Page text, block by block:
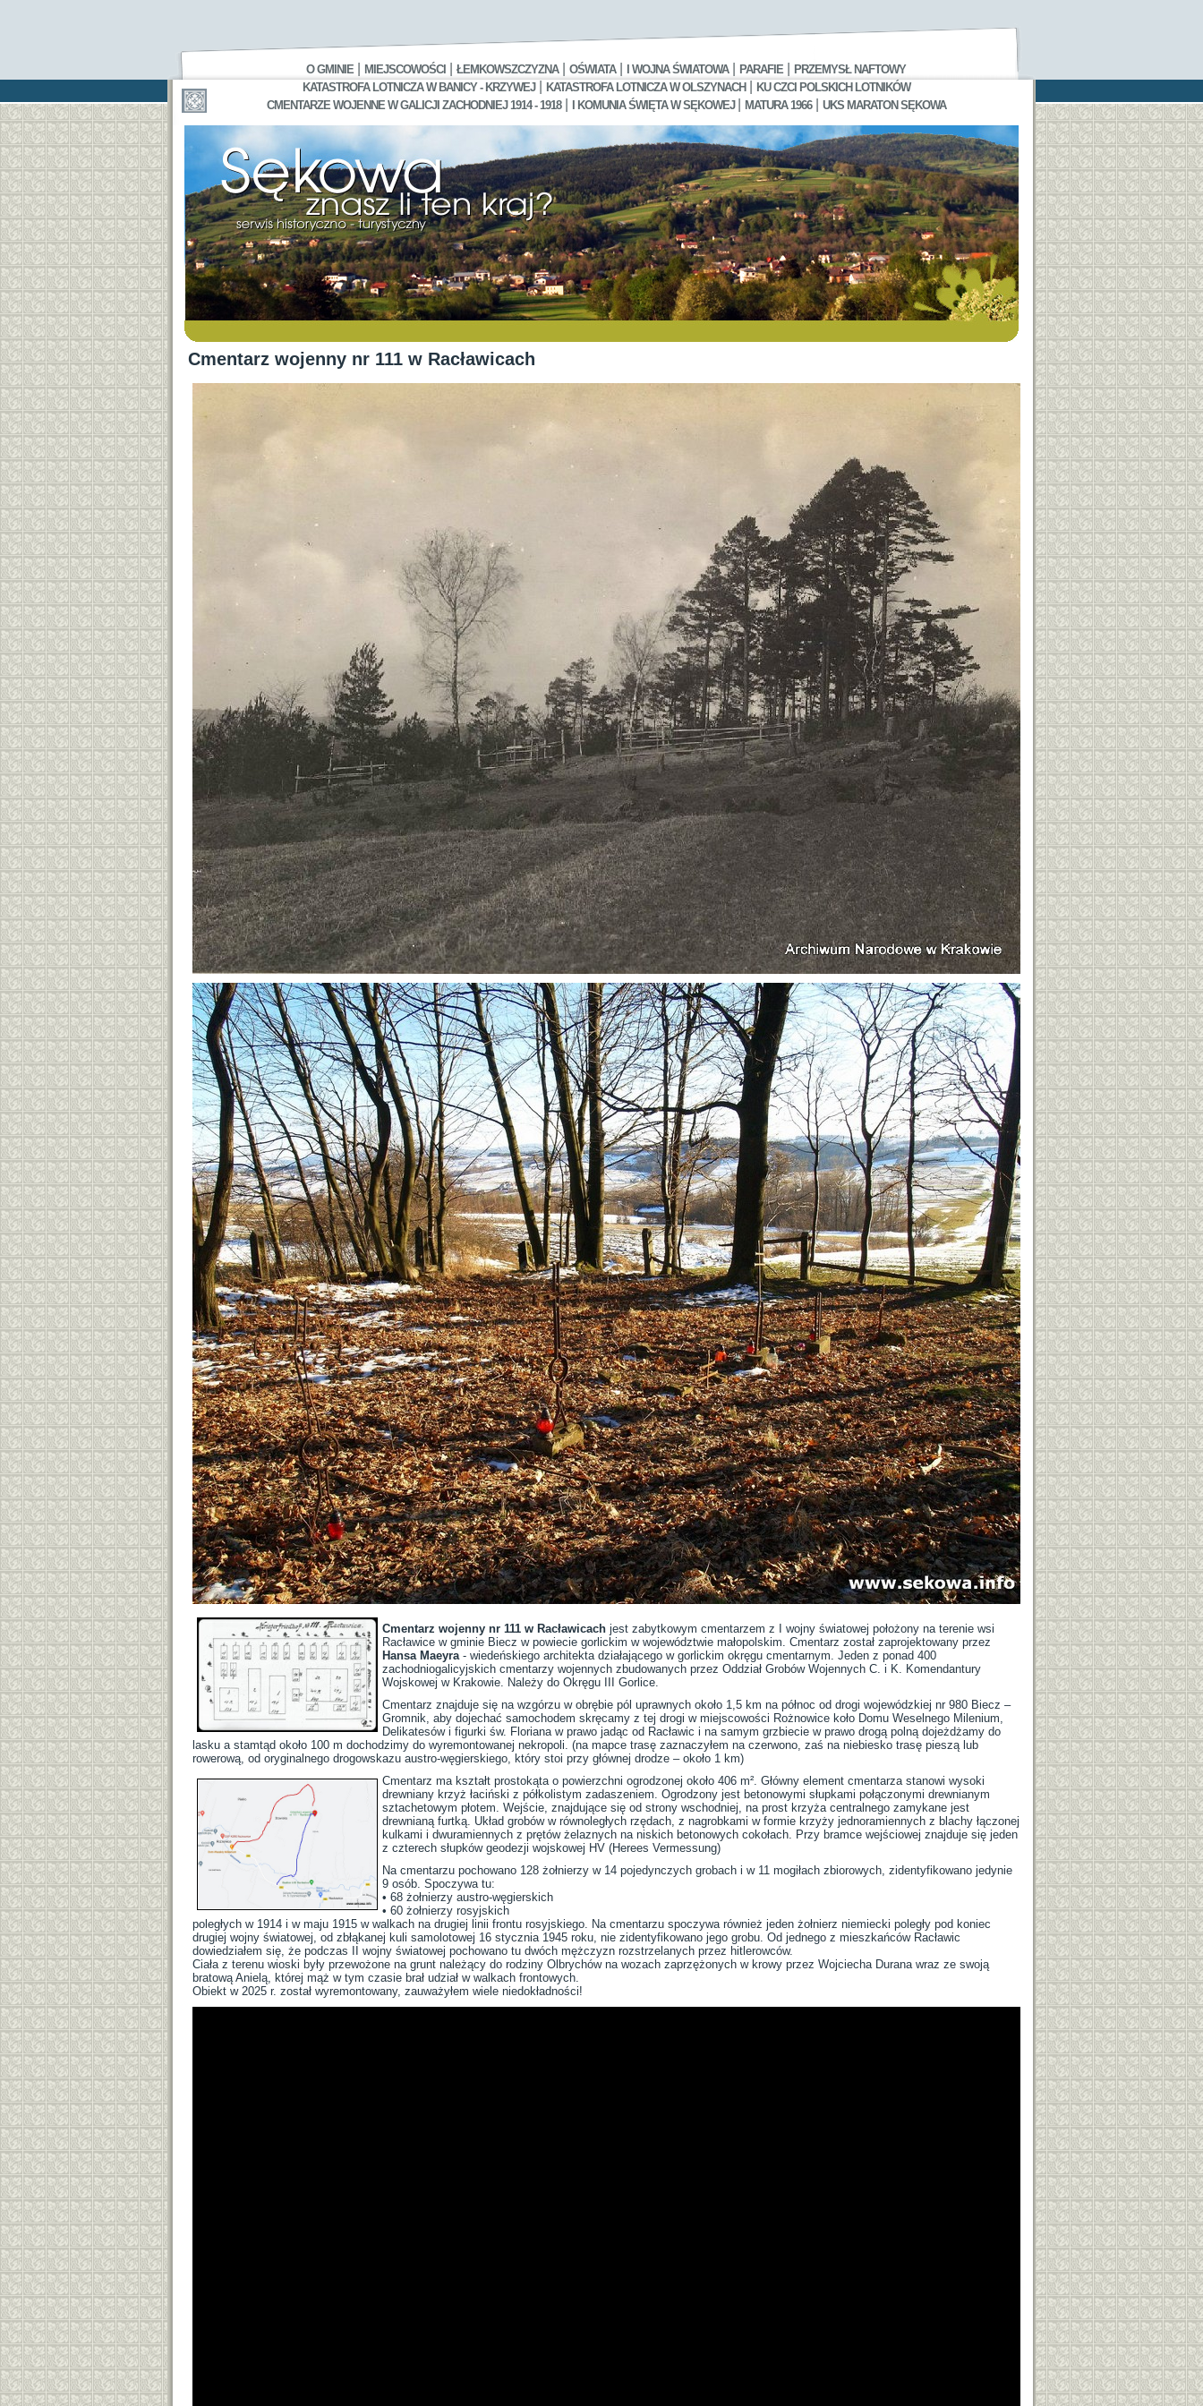
O GMINIE MIEJSCOWOŚCI ŁEMKOWSZCZYZNA| OŚWIATA| I WOJNA ŚWIATOWA| PARAFIE
PRZEMYSŁ NAFTOWY
KATASTROFA LOTNICZA W BANICY - KRZYWEJ| KATASTROFA LOTNICZA W OLSZYNACH|
KU CZCI POLSKICH LOTNIKÓW
CMENTARZE WOJENNE W GALICJI ZACHODNIEJ 1914 - 1918| I KOMUNIA ŚWIĘTA W SĘKOWEJ MATURA 1966| UKS MARATON SĘKOWA
Cmentarz wojenny nr 111 w Racławicach
Cmentarz wojenny nr 111 w Racławicach jest zabytkowym cmentarzem z I wojny światowej położony na terenie wsi
Racławice w gminie Biecz w powiecie gorlickim w województwie małopolskim. Cmentarz został zaprojektowany przez
Hansa Maeyra - wiedeńskiego architekta działającego w gorlickim okręgu cmentarnym. Jeden z ponad 400
zachodniogalicyjskich cmentarzy wojennych zbudowanych przez Oddział Grobów Wojennych C. i K. Komendantury
Wojskowej w Krakowie. Należy do Okręgu III Gorlice.
Cmentarz znajduje się na wzgórzu w obrębie pól uprawnych około 1,5 km na północ od drogi wojewódzkiej nr 980 Biecz –
Gromnik, aby dojechać samochodem skręcamy z tej drogi w miejscowości Rożnowice koło Domu Weselnego Milenium,
Delikatesów i figurki św. Floriana w prawo jadąc od Racławic i na samym grzbiecie w prawo drogą polną dojeżdżamy do
lasku a stamtąd około 100 m dochodzimy do wyremontowanej nekropoli. (na mapce trasę zaznaczyłem na czerwono, zaś na niebiesko trasę pieszą lub
rowerową, od oryginalnego drogowskazu austro-węgierskiego, który stoi przy głównej drodze – około 1 km)
Cmentarz ma kształt prostokąta o powierzchni ogrodzonej około 406 m². Główny element cmentarza stanowi wysoki
drewniany krzyż łaciński z półkolistym zadaszeniem. Ogrodzony jest betonowymi słupkami połączonymi drewnianym
sztachetowym płotem. Wejście, znajdujące się od strony wschodniej, na prost krzyża centralnego zamykane jest
drewnianą furtką. Układ grobów w równoległych rzędach, z nagrobkami w formie krzyży jednoramiennych z blachy łączonej
kulkami i dwuramiennych z prętów żelaznych na niskich betonowych cokołach. Przy bramce wejściowej znajduje się jeden
z czterech słupków geodezji wojskowej HV (Herees Vermessung)
Na cmentarzu pochowano 128 żołnierzy w 14 pojedynczych grobach i w 11 mogiłach zbiorowych, zidentyfikowano jedynie
9 osób. Spoczywa tu:
• 68 żołnierzy austro-węgierskich
• 60 żołnierzy rosyjskich
poległych w 1914 i w maju 1915 w walkach na drugiej linii frontu rosyjskiego. Na cmentarzu spoczywa również jeden żołnierz niemiecki poległy pod koniec
drugiej wojny światowej, od zbłąkanej kuli samolotowej 16 stycznia 1945 roku, nie zidentyfikowano jego grobu. Od jednego z mieszkańców Racławic
dowiedziałem się, że podczas II wojny światowej pochowano tu dwóch mężczyzn rozstrzelanych przez hitlerowców.
Ciała z terenu wioski były przewożone na grunt należący do rodziny Olbrychów na wozach zaprzężonych w krowy przez Wojciecha Durana wraz ze swoją
bratową Anielą, której mąż w tym czasie brał udział w walkach frontowych.
Obiekt w 2025 r. został wyremontowany, zauważyłem wiele niedokładności!